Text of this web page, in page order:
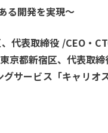
る開発を実現〜
代表取締役 /CEO・
京都新宿区、代表取
サービス「キャリオス